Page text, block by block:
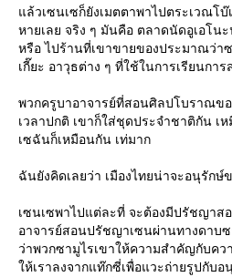
แล้วเซนเซก็ยังเมตตาพาไปตระเวณโ
หายเลย จริง ๆ มันคือ ตลาดนัดอูเอโน
หรือ ไปร้านที่เขาขายของประมาณว่า
เกี๊ยะ อาวุธต่าง ๆ ที่ใช้ในการเรียนการ
พวกครูบาอาจารย์ที่สอนศิลปโบราณข
เวลาปกติ เขาก็ใส่ชุดประจำชาติกัน เ
เซฉันก็เหมือนกัน เท่มาก
ฉันยังคิดเลยว่า เมืองไทยน่าจะอนุรักษ์
เซนเซพาไปแต่ละที่ จะต้องมีปรัชญาส
อาจารย์สอนปรัชญาเซนผ่านทางดาบ
ว่าพวกซามูไรเขาให้ความสำคัญกับคว
ให้เราลงจากแท๊กซี่เพื่อแวะถ่ายรูปกับ